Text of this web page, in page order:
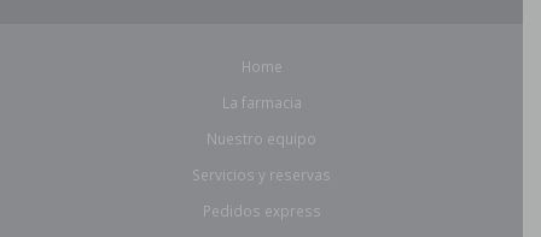
Home
La farmacia
Nuestro equipo
Servicios y reservas
Pedidos express